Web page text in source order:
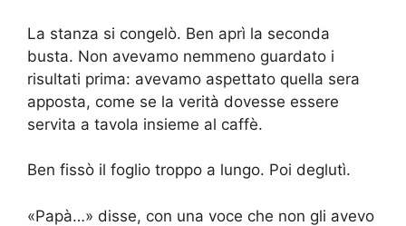
La stanza si congelò. Ben aprì la seconda
busta. Non avevamo nemmeno guardato i
risultati prima: avevamo aspettato quella sera
apposta, come se la verità dovesse essere
servita a tavola insieme al caffè.
Ben fissò il foglio troppo a lungo. Poi deglutì.
«Papà…» disse, con una voce che non gli avevo